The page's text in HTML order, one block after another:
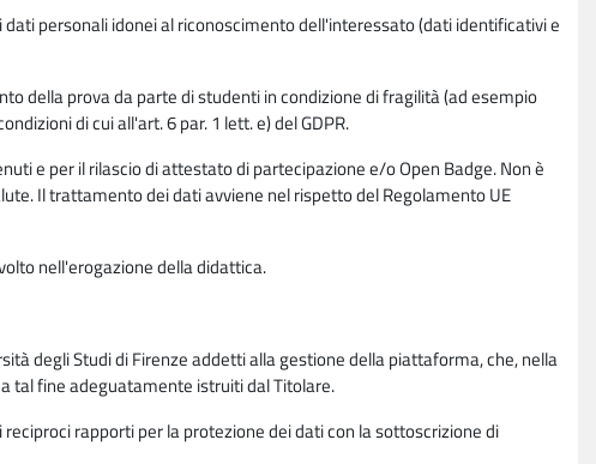
personali idonei al riconoscimento dell'interessato (dati identificativi e
della prova da parte di studenti in condizione di fragilità (ad esempio
di cui all'art. 6 par. 1 lett. e) del GDPR.
e per il rilascio di attestato di partecipazione e/o Open Badge. Non è
Il trattamento dei dati avviene nel rispetto del Regolamento UE
nell'erogazione della didattica.
degli Studi di Firenze addetti alla gestione della piattaforma, che, nella
tal fine adeguatamente istruiti dal Titolare.
rapporti per la protezione dei dati con la sottoscrizione di